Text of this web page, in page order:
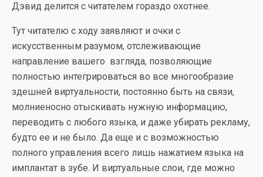
Дэвид делится с читателем гораздо охотнее.
Тут читателю с ходу заявляют и очки с
искусственным разумом, отслеживающие
направление вашего взгляда, позволяющие
полностью интегрироваться во все многообразие
здешней виртуальности, постоянно быть на связи,
молниеносно отыскивать нужную информацию,
переводить с любого языка, и даже убирать рекламу,
будто ее и не было. Да еще и с возможностью
полного управления всего лишь нажатием языка на
имплантат в зубе. И виртуальные слои, где можно